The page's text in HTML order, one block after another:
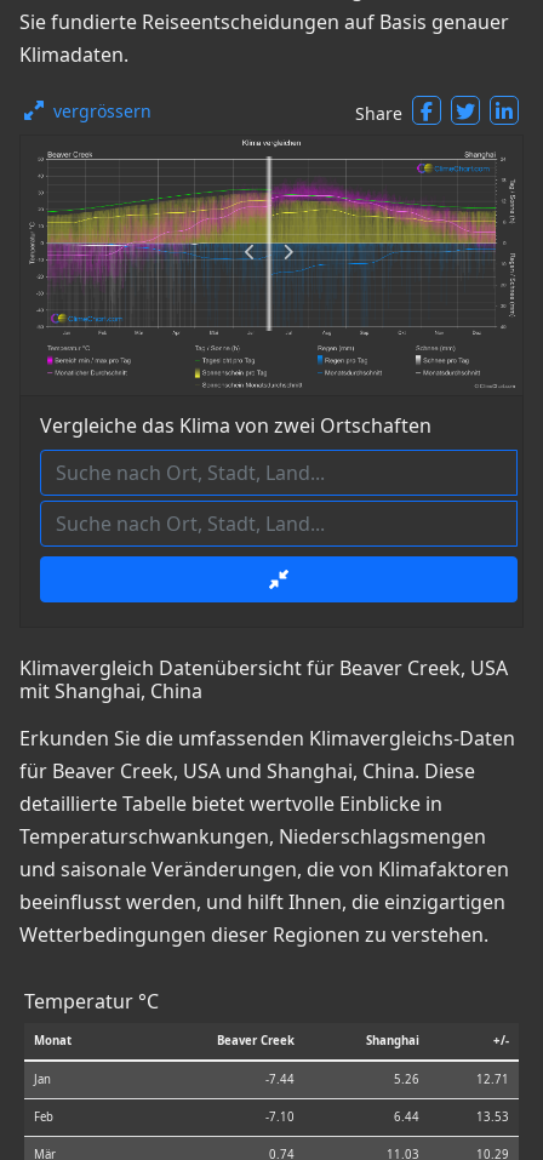
Sie fundierte Reiseentscheidungen auf Basis genauer
Klimadaten.
vergrössern Share
Vergleiche das Klima von zwei Ortschaften
Klimavergleich Datenübersicht für Beaver Creek, USA
mit Shanghai, China
Erkunden Sie die umfassenden Klimavergleichs-Daten
für Beaver Creek, USA und Shanghai, China. Diese
detaillierte Tabelle bietet wertvolle Einblicke in
Temperaturschwankungen, Niederschlagsmengen
und saisonale Veränderungen, die von Klimafaktoren
beeinflusst werden, und hilft Ihnen, die einzigartigen
Wetterbedingungen dieser Regionen zu verstehen.
Temperatur °C
Monat Beaver Creek Shanghai +/-
Jan -7.44 5.26 12.71
Feb -7.10 6.44 13.53
Mär 0.74 11.03 10.29